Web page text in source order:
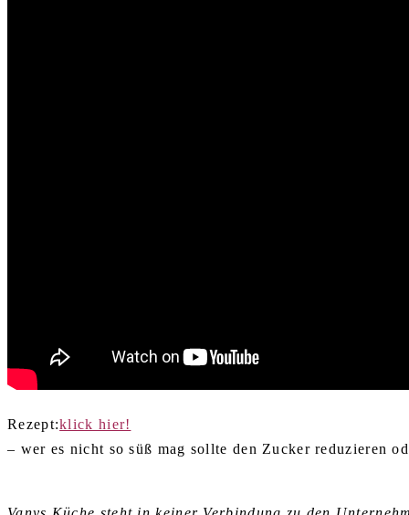
Rezept:klick hier!
– wer es nicht so süß mag sollte den Zucker reduzieren